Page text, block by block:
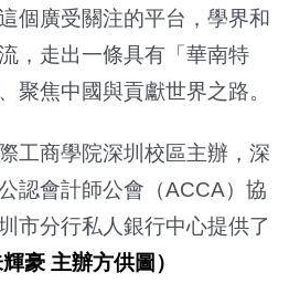
個廣受關注的平台，學界和
，走出一條具有「華南特
聚焦中國與貢獻世界之路。
工商學院深圳校區主辦，深
認會計師公會（ACCA）協
市分行私人銀行中心提供了
輝豪 主辦方供圖）